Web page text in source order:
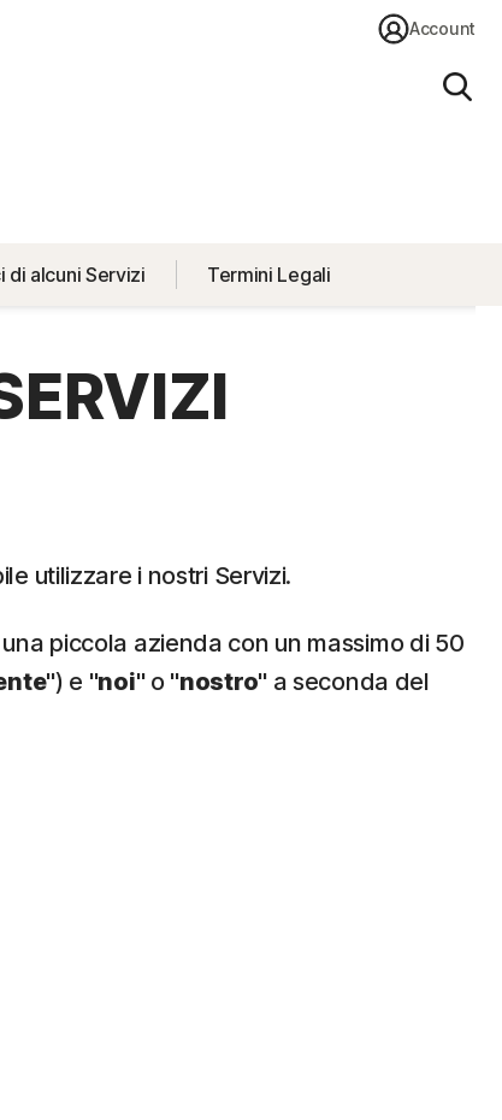
Account
di alcuni Servizi Termini Legali
utilizzare i nostri Servizi.
piccola azienda con un massimo di 50
") e "noi" o "nostro" a seconda del